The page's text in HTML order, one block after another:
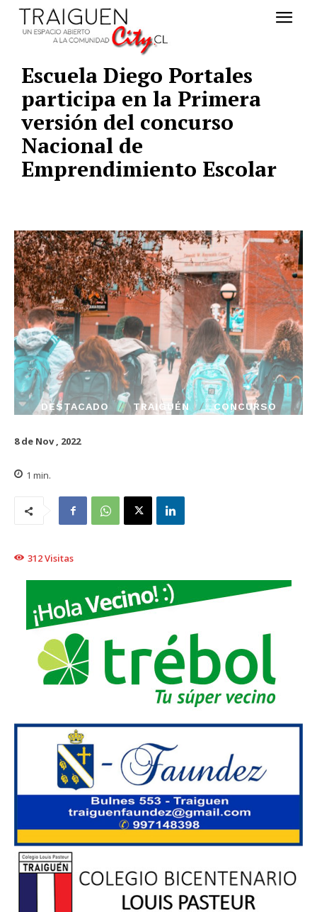
Escuela Diego Portales
participa en la Primera
versión del concurso
Nacional de
Emprendimiento Escolar
DESTACADO TRAIGUÉN CONCURSO
8 de Nov , 2022
1 min.
312Visitas